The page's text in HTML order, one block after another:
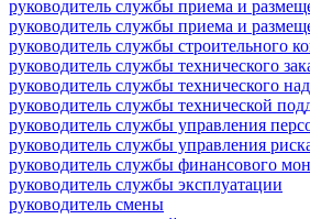
руководитель службы приема и
руководитель службы приема и
руководитель службы строительного
руководитель службы технического
руководитель службы технического
руководитель службы технической
руководитель службы управления
руководитель службы управления
руководитель службы финансового
руководитель службы эксплуатации
руководитель смены